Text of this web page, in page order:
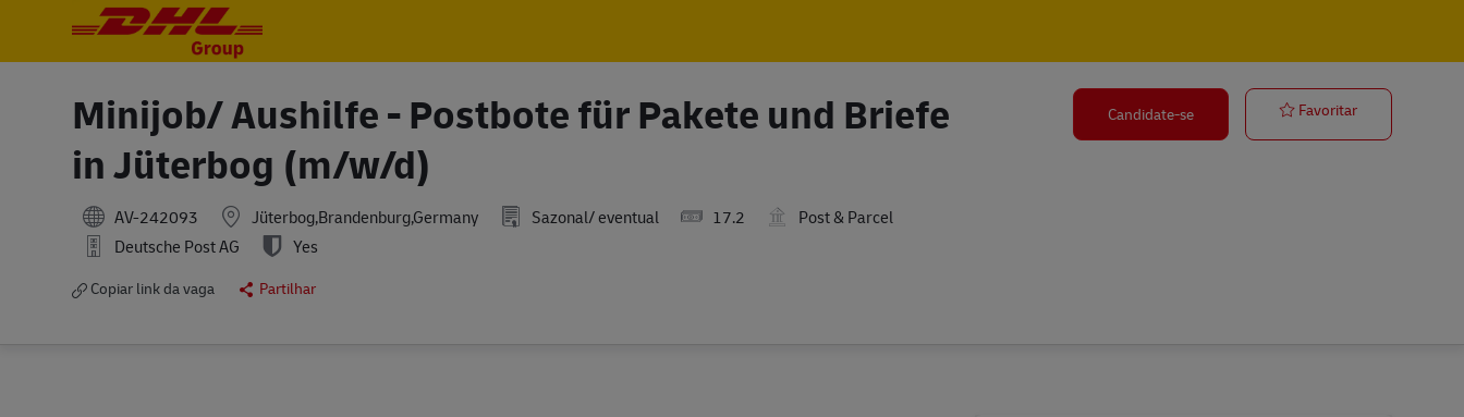
Minijob/ Aushilfe - Postbote für Pakete und Briefe
in Jüterbog (m/w/d)
AV-242093 Jüterbog,Brandenburg,Germany Sazonal/ eventual 17.2
Post & Parcel
Deutsche Post AG
Yes
Copiar link da vaga Partilhar
Candidate-se FavoritarMinijob/